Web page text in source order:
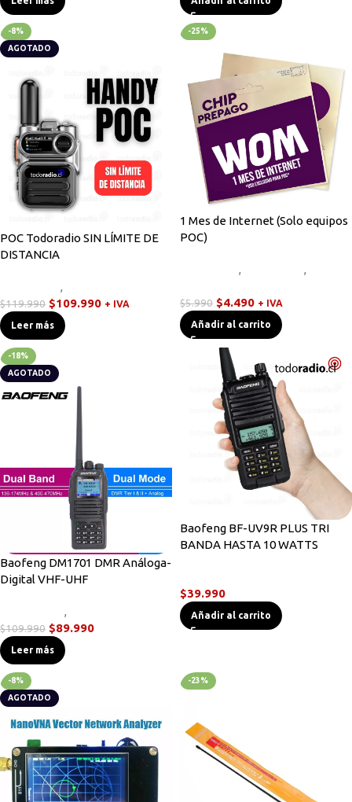
-8%
AGOTADO
POC Todoradio SIN LÍMITE DE
DISTANCIA
,
$119.990 $109.990 + IVA
Leer más
-25%
1 Mes de Internet (Solo equipos
POC)
, ,
$5.990 $4.490 + IVA
Añadir al carrito
-18%
AGOTADO
Baofeng DM1701 DMR Análoga-
Digital VHF-UHF
,
$109.990 $89.990
Leer más
Baofeng BF-UV9R PLUS TRI
BANDA HASTA 10 WATTS
$39.990
Añadir al carrito
-8%
AGOTADO
-23%